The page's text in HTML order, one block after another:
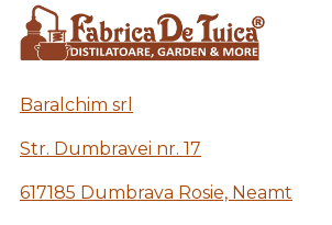
Baralchim srl
Str. Dumbravei nr. 17
617185 Dumbrava Rosie, Neamt